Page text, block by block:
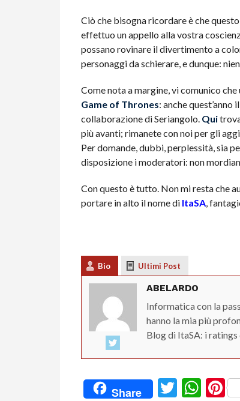
Ciò che bisogna ricordare è che
effettuo un appello alla vostra
possano rovinare il divertimento a
personaggi da schierare, e dunque:
Come nota a margine, vi comunico
Game of Thrones: anche quest’anno il
collaborazione di Seriangolo. Qui
più avanti; rimanete con noi per gli
Per domande, dubbi, perplessità, sia
disposizione i moderatori: non
Con questo è tutto. Non mi resta che
portare in alto il nome di ItaSA,
Bio Ultimi Post
ABELARDO
Informatica con la
hanno la mia più
Blog di ItaSA: i
Share Twitter